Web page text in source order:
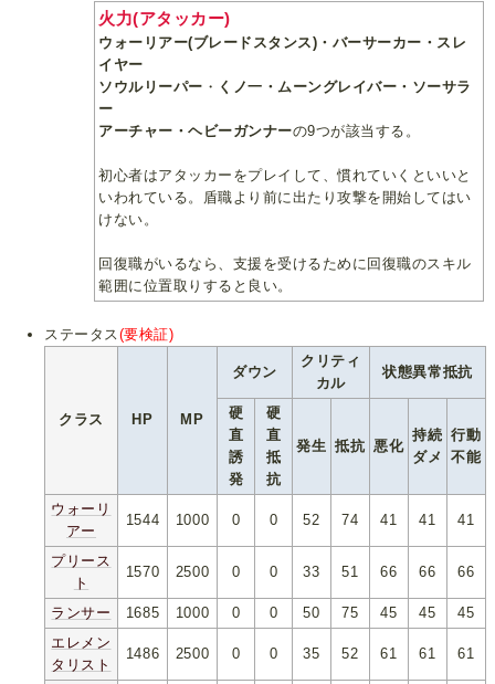
火力(アタッカー)
ウォーリアー(ブレードスタンス)・バーサーカー・スレ
イヤー
ソウルリーパー ・ くノ一・ムーングレイバー・ソーサラ
ー
アーチャー・ヘビーガンナーの9つが該当する。
初心者はアタッカーをプレイして、慣れていくといいと
いわれている。盾職より前に出たり攻撃を開始してはい
けない。
回復職がいるなら、支援を受けるために回復職のスキル
範囲に位置取りすると良い。
ステータス (要検証)
クラス HP MP
ダウン
クリティ
カル
状態異常抵抗
硬
直
誘
発
硬
直
抵
抗
発生 抵抗 悪化
持続
ダメ
行動
不能
ウォーリ
アー
1544 1000 0 0 52 74 41 41 41
プリース
ト
1570 2500 0 0 33 51 66 66 66
ランサー 1685 1000 0 0 50 75 45 45
45
エレメン
タリスト
1486 2500 0 0 35 52 61 61 61